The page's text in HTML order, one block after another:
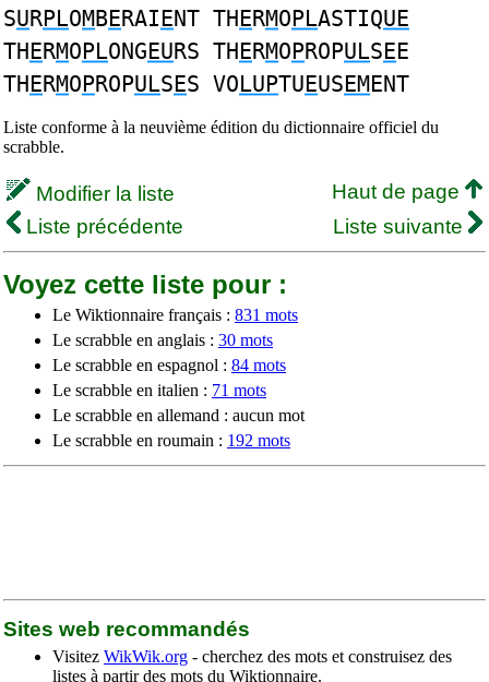
SURPLOMBERAIENT THERMOPLASTIQUE
THERMOPLONGEURS THERMOPROPULSEE
THERMOPROPULSES VOLUPTUEUSEMENT
Liste conforme à la neuvième édition du dictionnaire officiel du
scrabble.
Modifier la liste
Haut de page
Liste précédente
Liste suivante
Voyez cette liste pour :
Le Wiktionnaire français : 831 mots
Le scrabble en anglais : 30 mots
Le scrabble en espagnol : 84 mots
Le scrabble en italien : 71 mots
Le scrabble en allemand : aucun mot
Le scrabble en roumain : 192 mots
Sites web recommandés
Visitez WikWik.org - cherchez des mots et construisez des
listes à partir des mots du Wiktionnaire.